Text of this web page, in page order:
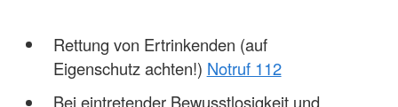
Rettung von Ertrinkenden (auf
Eigenschutz achten!) Notruf 112
Bei eintretender Bewusstlosigkeit und